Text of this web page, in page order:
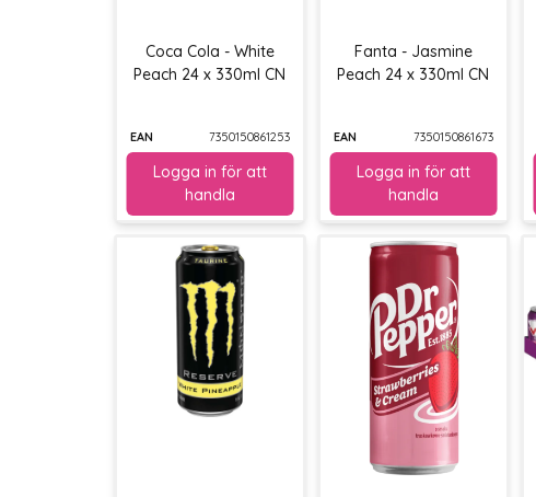
Coca Cola - White
Peach 24 x 330ml CN
EAN 7350150861253
Fanta - Jasmine
Peach 24 x 330ml CN
EAN 7350150861673